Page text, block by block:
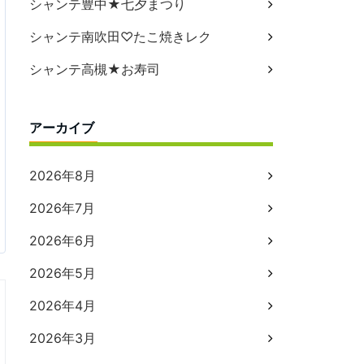
シャンテ豊中★七夕まつり
シャンテ南吹田♡たこ焼きレク
シャンテ高槻★お寿司
アーカイブ
2026年8月
2026年7月
2026年6月
2026年5月
2026年4月
2026年3月